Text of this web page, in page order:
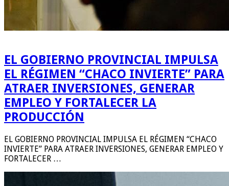
EL GOBIERNO PROVINCIAL IMPULSA
EL RÉGIMEN “CHACO INVIERTE” PARA
ATRAER INVERSIONES, GENERAR
EMPLEO Y FORTALECER LA
PRODUCCIÓN
EL GOBIERNO PROVINCIAL IMPULSA EL RÉGIMEN “CHACO
INVIERTE” PARA ATRAER INVERSIONES, GENERAR EMPLEO Y
FORTALECER …